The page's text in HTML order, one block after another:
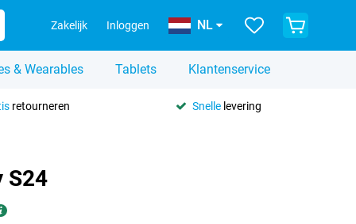
Zakelijk Inloggen NL
& Wearables Tablets Klantenservice
retourneren Snellelevering
S24